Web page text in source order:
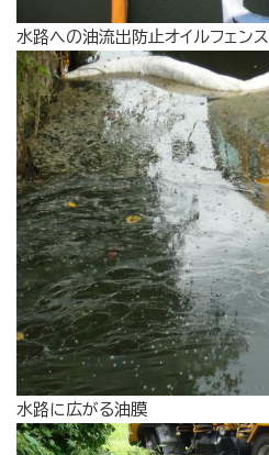
水路への油流出防止オイルフェンス
水路に広がる油膜